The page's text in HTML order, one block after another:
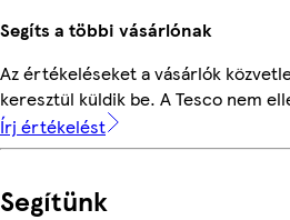
Segíts a többi vásárlónak
Az értékeléseket a vásárlók
keresztül küldik be. A Tesco nem
Írj értékelést
Segítünk